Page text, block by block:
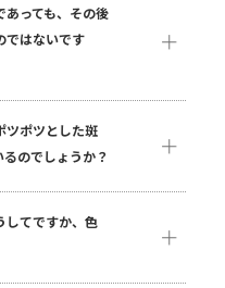
っても、その後
ではないです
ツポツとした斑
のでしょうか？
してですか、色